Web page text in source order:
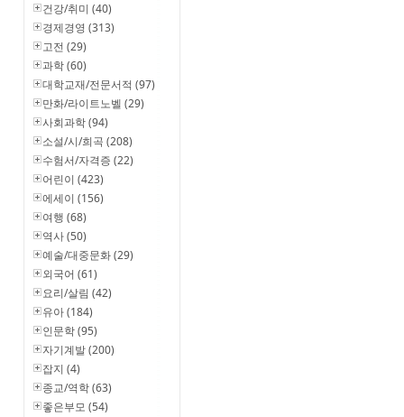
건강/취미 (40)
경제경영 (313)
고전 (29)
과학 (60)
대학교재/전문서적 (97)
만화/라이트노벨 (29)
사회과학 (94)
소설/시/희곡 (208)
수험서/자격증 (22)
어린이 (423)
에세이 (156)
여행 (68)
역사 (50)
예술/대중문화 (29)
외국어 (61)
요리/살림 (42)
유아 (184)
인문학 (95)
자기계발 (200)
잡지 (4)
종교/역학 (63)
좋은부모 (54)